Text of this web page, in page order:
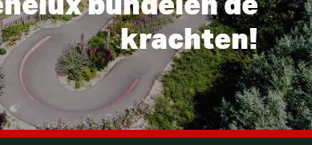
krachten!